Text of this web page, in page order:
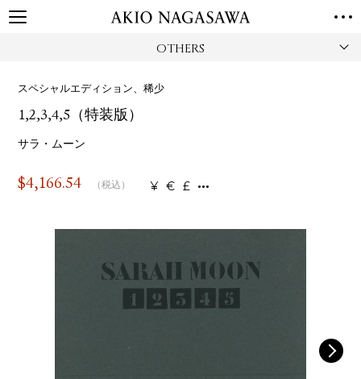
OTHERS
スペシャルエディション、稀少
1,2,3,4,5（特装版）
サラ・ムーン
$4,166.54 （税込） ¥ € £
ONLINE
PUBLISHING
PRIVACY POLICY
INSTAGRAM